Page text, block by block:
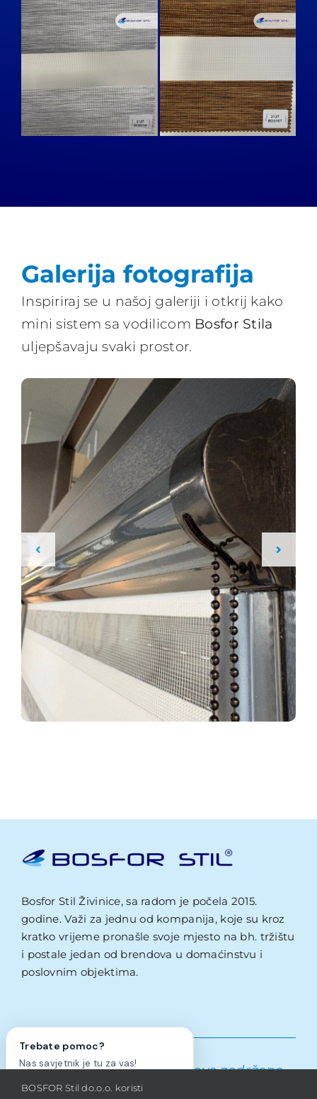
Trebate pomoc?
Nas savjetnik je tu za vas!
Da, trebam pomoc! Ne, hvala
Galerija fotografija
Inspiriraj se u našoj galeriji i otkrij kako
mini sistem sa vodilicom Bosfor Stila
uljepšavaju svaki prostor.
Bosfor Stil Živinice, sa radom je počela 2015.
godine. Važi za jednu od kompanija, koje su kroz
kratko vrijeme pronašle svoje mjesto na bh. tržištu
i postale jedan od brendova u domaćinstvu i
poslovnim objektima.
Bosfor Stil d.o.o.– Sva prava zadržana –
2026
BOSFOR Stil do.o.o. koristi